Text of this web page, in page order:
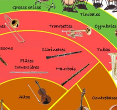
une batterie?